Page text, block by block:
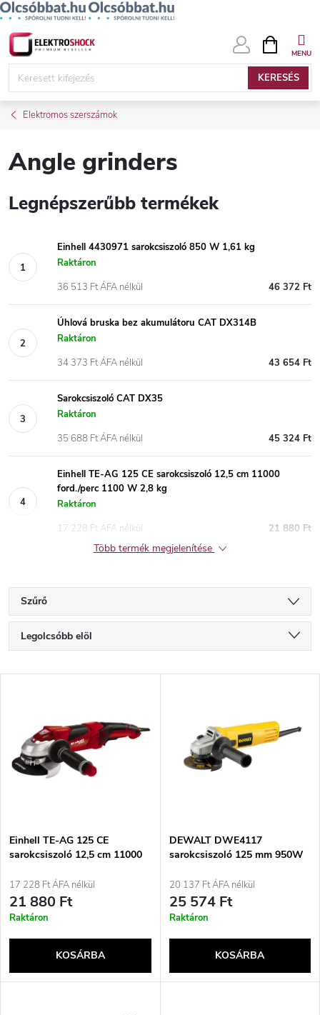
Ugrás
KERESÉS
KOSÁR
Elektromos szerszámok
Angle grinders
Legnépszerűbb termékek
Einhell 4430971 sarokcsiszoló 850 W 1,61 kg
Raktáron
46 372 Ft
36 513 Ft ÁFA nélkül
Úhlová bruska bez akumulátoru CAT DX314B
Raktáron
43 654 Ft
34 373 Ft ÁFA nélkül
Sarokcsiszoló CAT DX35
Raktáron
45 324 Ft
35 688 Ft ÁFA nélkül
Einhell TE-AG 125 CE sarokcsiszoló 12,5 cm 11000
ford./perc 1100 W 2,8 kg
Raktáron
21 880 Ft
17 228 Ft ÁFA nélkül
Több termék megjelenítése
Szűrő
T
e
m
é
e
k
r
n
Legolcsóbb elöl
ABC szerint
r
é
k
e
k
l
Einhell TE-AG 125 CE
sarokcsiszoló 12,5 cm 11000
17 228 Ft ÁFA nélkül
21 880 Ft
Raktáron
KOSÁRBA
DEWALT DWE4117
sarokcsiszoló 125 mm 950W
20 137 Ft ÁFA nélkül
25 574 Ft
Raktáron
KOSÁRBA